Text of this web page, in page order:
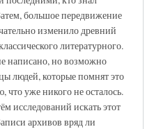
большое передвижение
изменило древний
литературного.
написано, но возможно
людей, которые помнят это
что уже никого не осталось.
исследований искать этот
архивов вряд ли